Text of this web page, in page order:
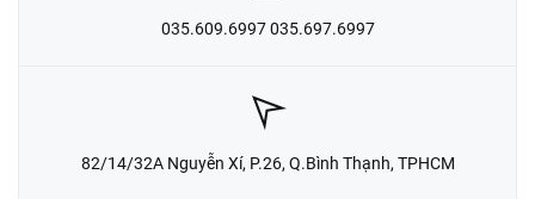
035.609.6997 035.697.6997
82/14/32A Nguyễn Xí, P.26, Q.Bình Thạnh, TPHCM